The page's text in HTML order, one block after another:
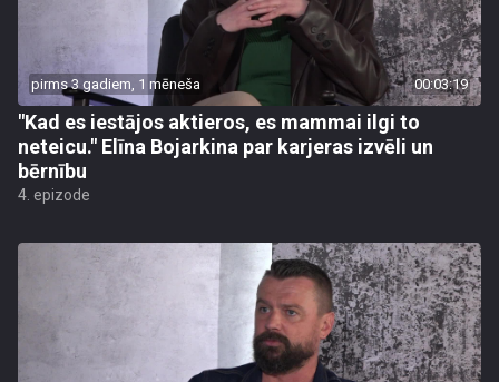
pirms 3 gadiem, 1 mēneša 00:03:19
"Kad es iestājos aktieros, es mammai ilgi to
neteicu." Elīna Bojarkina par karjeras izvēli un
bērnību
4. epizode